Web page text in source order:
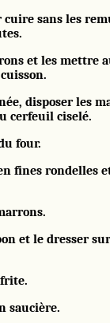
sans les
et les mettre
disposer les
cerfeuil ciselé.
four.
fines rondelles
et le dresser
saucière.